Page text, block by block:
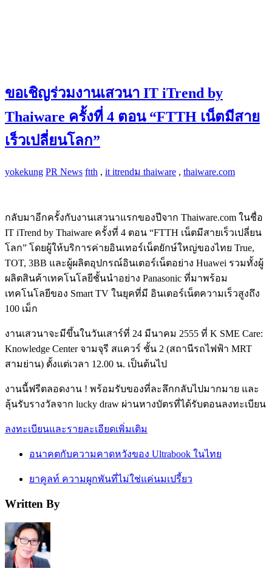
ขอเชิญร่วมงานเสวนา IT iTrend by
Thaiware ครั้งที่ 4 ตอน “FTTH เน็ตมีสาย
เร็วเปลี่ยนโลก”
yokekung PR News ftth , it itrendม thaiware , thaiware.com
กลับมาอีกครั้งกับงานเสวนาแรกของปีจาก Thaiware.com ในชื่อ
IT iTrend by Thaiware ครั้งที่ 4 ตอน “FTTH เน็ตมีสายเร็วเปลี่ยน
โลก” โดยผู้ให้บริการค่ายอินเทอร์เน็ตยักษ์ใหญ่ของไทย True,
TOT, 3BB และผู้ผลิตอุปกรณ์อินเตอร์เน็ตอย่าง Huawei รวมทั้งผู้
ผลิตสินค้าเทคโนโลยีชั้นนำอย่าง Panasonic ที่มาพร้อม
เทคโนโลยีของ Smart TV ในยุคที่มี อินเตอร์เน็ตความเร็วสูงถึง
100 เม็ก
งานเสวนาจะมีขึ้นในวันเสาร์ที่ 24 มีนาคม 2555 ที่ K SME Care:
Knowledge Center จามจุรี สแควร์ ชั้น 2 (สถานีรถไฟฟ้า MRT
สามย่าน) ตั้งแต่เวลา 12.00 น. เป็นต้นไป
งานนี้ฟรีตลอดงาน ! พร้อมรับของที่ละลึกกลับไปมากมาย และ
ลุ้นรับรางวัลจาก lucky draw ผ่านหางบัตรที่ได้รับตอนลงทะเบียน
ลงทะเบียนและรายละเอียดเพิ่มเติม
อนาคตกับความคาดหวังของ Ultrabook ในไทย
ยาคูลท์ ความผูกพันที่ไม่ใช่แค่นมเปรี้ยว
Written By